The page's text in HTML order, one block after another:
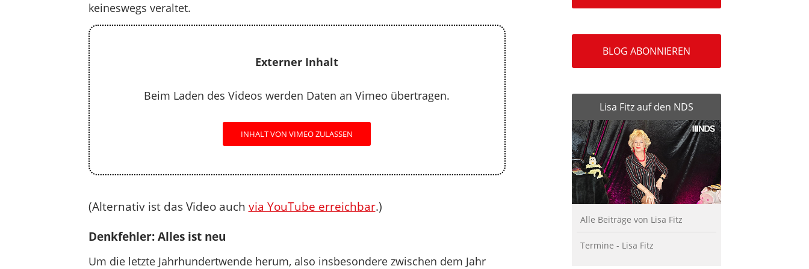
keineswegs veraltet.
Externer Inhalt
Beim Laden des Videos werden Daten an Vimeo übertragen.
INHALT VON VIMEO ZULASSEN
(Alternativ ist das Video auch via YouTube erreichbar.)
Denkfehler: Alles ist neu
Um die letzte Jahrhundertwende herum, also insbesondere zwischen dem Jahr
BLOG ABONNIEREN
Lisa Fitz auf den NDS
Alle Beiträge von Lisa Fitz
Termine - Lisa Fitz